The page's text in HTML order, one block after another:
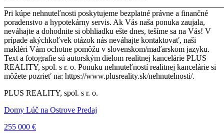
Pri kúpe nehnuteľnosti poskytujeme bezplatné právne a finančné
poradenstvo a hypotekárny servis. Ak Vás naša ponuka zaujala,
neváhajte a dohodnite si obhliadku ešte dnes, tešíme sa na Vás! V
prípade akýchkoľvek otázok nás neváhajte kontaktovať, naši
makléri Vám ochotne pomôžu v slovenskom/maďarskom jazyku.
Text a fotografie sú autorským dielom realitnej kancelárie PLUS
REALITY, spol. s r. o. Ponuku nehnuteľností realitnej kancelárie si
môžete pozrieť na: https://www.plusreality.sk/nehnutelnosti/.
PLUS REALITY, spol. s r. o.
Domy Lúč na Ostrove Predaj
255 000 €